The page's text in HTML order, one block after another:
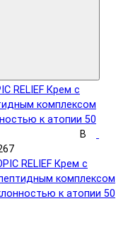
В
RELIEF Крем с
комплексом
к атопии 50